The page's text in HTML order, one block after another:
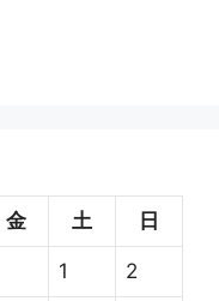
金 土 日
1 2